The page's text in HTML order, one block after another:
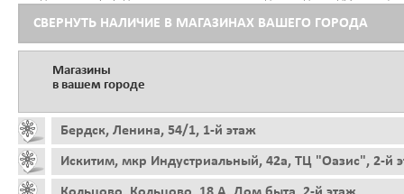
СВЕРНУТЬ НАЛИЧИЕ В МАГАЗИНАХ ВАШЕГО ГОРОДА
Магазины
в вашем городе
Бердск, Ленина, 54/1, 1-й этаж
Искитим, мкр Индустриальный, 42а, ТЦ "Оазис", 2-й